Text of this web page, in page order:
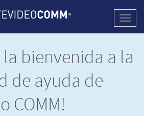
la bienvenida a la
de ayuda de
COMM!